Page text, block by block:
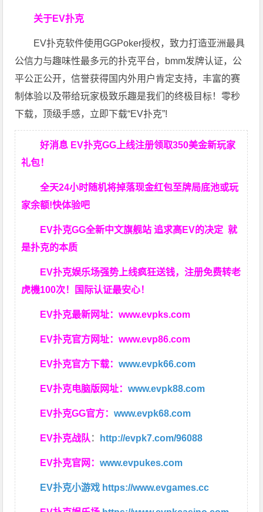
关于EV扑克
EV扑克软件使用GGPoker授权，致力打造亚洲最具
公信力与趣味性最多元的扑克平台，bmm发牌认证，公
平公正公开，信誉获得国内外用户肯定支持，丰富的赛
制体验以及带给玩家极致乐趣是我们的终极目标！零秒
下载，顶级手感，立即下载“EV扑克”!
好消息 EV扑克GG上线注册领取350美金新玩家
礼包！
全天24小时随机将掉落现金红包至牌局底池或玩
家余额!快体验吧
EV扑克GG全新中文旗舰站 追求高EV 的决定就
是扑克的本质
EV扑克娱乐场强势上线疯狂送钱，注册免费转老
虎機100次！国际认证最安心！
EV扑克最新网址：www.evpks.com
EV扑克官方网址：www.evp86.com
EV扑克官方下载：www.evpk66.com
EV扑克电脑版网址：www.evpk88.com
EV扑克GG官方：www.evpk68.com
EV扑克战队： http://evpk7.com/96088
EV扑克官网：www.evpukes.com
EV扑克小游戏 https://www.evgames.cc